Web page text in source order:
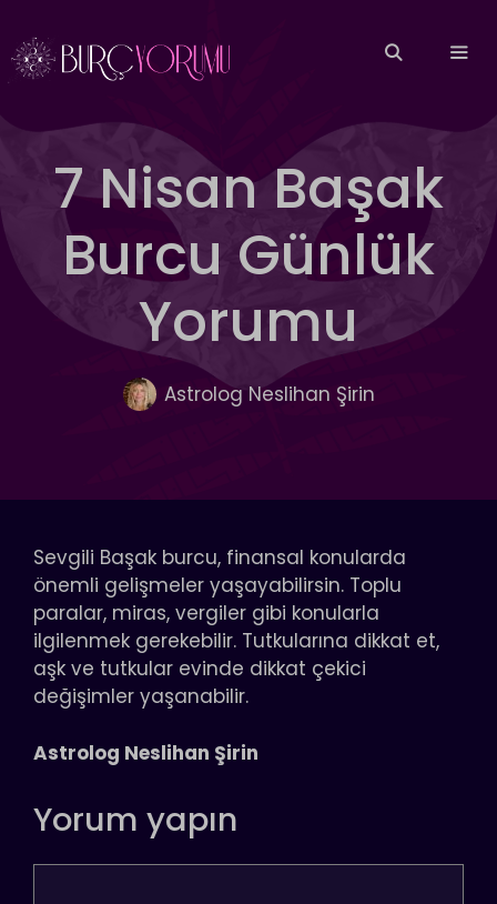
atla
7 Nisan Başak
Burcu Günlük
Yorumu
Astrolog Neslihan Şirin
Sevgili Başak burcu, finansal konularda
önemli gelişmeler yaşayabilirsin. Toplu
paralar, miras, vergiler gibi konularla
ilgilenmek gerekebilir. Tutkularına dikkat et,
aşk ve tutkular evinde dikkat çekici
değişimler yaşanabilir.
Astrolog Neslihan Şirin
Yorum yapın